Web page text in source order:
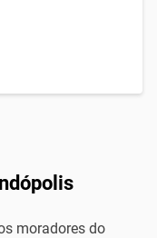
moradores do